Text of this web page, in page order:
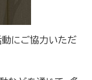
動にご協力いただ